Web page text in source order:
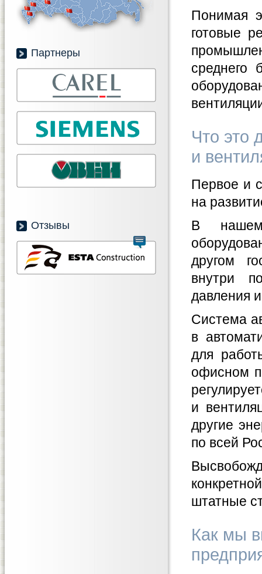
Партнеры
Отзывы
Понимая
готовые
среднего
Что это
и
Первое и
на
В нашем
другом
внутри
давления
Система
в
для
офисном
и
другие
по всей
штатные
Как мы